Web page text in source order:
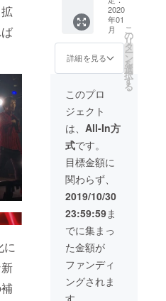
に
プラスに導
くアーティ
ストであ
てに感動を
届けられる
パフォーマ
ンスを目指
す！
という"目
標"も込めら
れていま
す。
■GRAND
GLANZの理
れてい
るハン
ドル
ネーム
させて
頂きま
た特定
の人物
を比喩
する内
序良俗
に反す
る内容
に関し
ては掲
載をお
断りす
る可能
性ござ
います
のでご
注意く
ださ
所。来
場まで
の交通
費は別
途自己
す。) ・
バー全
員より
貴方だ
けへの
直筆の
お礼の
手紙 ・
今回の
ドファ
ンディ
ングで
制作し
た楽曲
各メ
ンバー
起会参
加券
（メン
バーと
オフ
19（日
）15～
18時 都
内某
所。来
場まで
の交通
費は別
途自己
負担に
なりま
す。) ・
メン
バー全
員より
貴方だ
けへの
直筆の
圏【茨
城県、
栃木
県、群
馬県、
埼玉
県、千
葉県、
東京
都、神
奈川
県】
は、交
通費込
み、そ
の他の
地域は
別途交
通費が
かかり
ま
す。）
・メン
バー全
員より
2020
年01
月
詳細を見る
こ
の
リ
タ
ー
ン
を
選
択
す
る
このプロ
ジェクト
は、 All-In方
式です。
目標金額に
関わらず、
2019/10/30
23:59:59ま
でに集まっ
た金額が
ファンディ
ングされま
す。